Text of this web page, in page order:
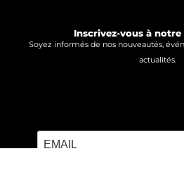
Inscrivez-vous à
Soyez informés de nos nouveautés,
actualités.